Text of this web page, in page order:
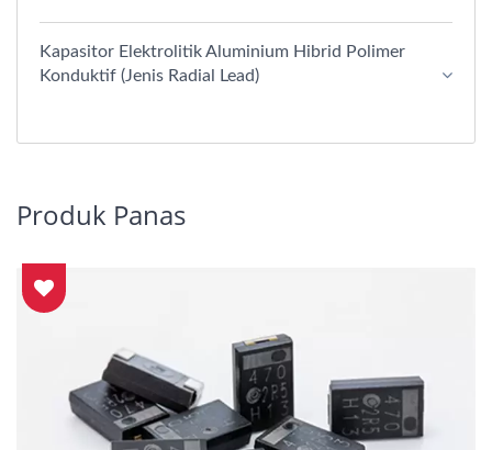
Kapasitor Elektrolitik Aluminium Hibrid Polimer
Konduktif (Jenis Radial Lead)
Produk Panas